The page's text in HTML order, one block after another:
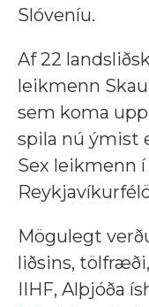
Slóveníu.
Af 22
leikmenn
sem koma
spila nú ýmist
Sex leikmenn
Mögulegt
liðsins,
IIHF, Alþjóða